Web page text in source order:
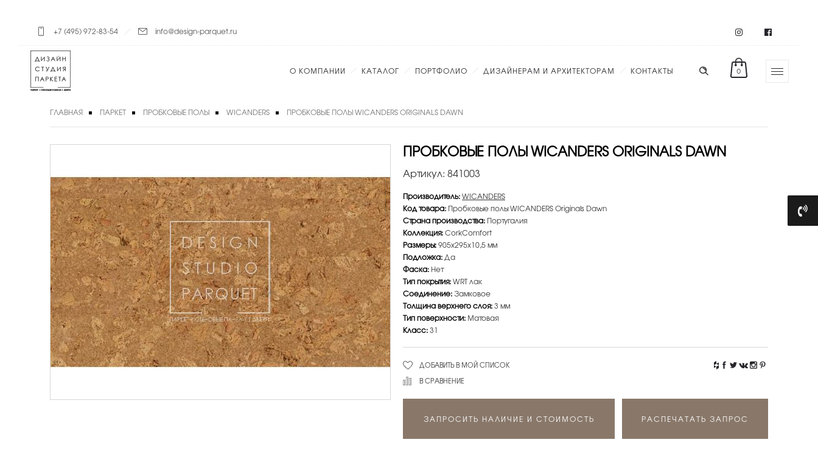
+7 (495) 972-83-54 info@design-parquet.ru
0
О КОМПАНИИ КАТАЛОГ ПОРТФОЛИО ДИЗАЙНЕРАМ И АРХИТЕКТОРАМ КОНТАКТЫ
ГЛАВНАЯ ПАРКЕТ ПРОБКОВЫЕ ПОЛЫ WICANDERS ПРОБКОВЫЕ ПОЛЫ WICANDERS ORIGINALS DAWN
ПРОБКОВЫЕ ПОЛЫ WICANDERS ORIGINALS DAWN
Артикул: 841003
Производитель:WICANDERS
Код товара: Пробковые полы WICANDERS Originals Dawn
Страна производства: Португалия
Коллекция:CorkComfort
Размеры:905х295х10,5 мм
Подложка:Да
Фаска: Нет
Тип покрытия:WRT лак
Соединение:Замковое
Толщина верхнего слоя:3 мм
Тип поверхности: Матовая
Класс:31
ДОБАВИТЬ В МОЙ СПИСОК
В СРАВНЕНИЕ
ЗАПРОСИТЬ НАЛИЧИЕ И СТОИМОСТЬ РАСПЕЧАТАТЬ ЗАПРОС